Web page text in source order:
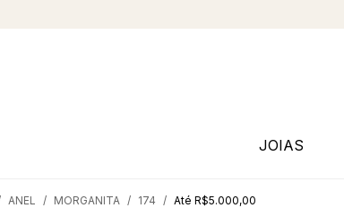
JOIAS
ANEL MORGANITA 174 Até R$5.000,00